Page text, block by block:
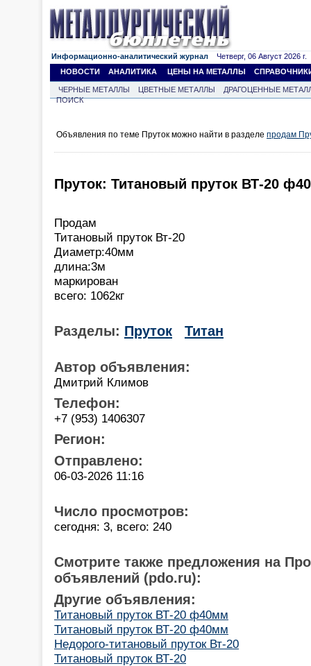
Информационно-аналитический журнал Четверг, 06 Август 2026 г.
НОВОСТИ
АНАЛИТИКА ЦЕНЫ НА МЕТАЛЛЫ
ЧЕРНЫЕ МЕТАЛЛЫ ЦВЕТНЫЕ МЕТАЛЛЫ
ДРАГОЦЕННЫЕ
ПОИСК
Объявления по теме Пруток можно найти в разделе продам
Пруток: Титановый пруток ВТ-20
Продам
Титановый пруток Вт-20
Диаметр:40мм
длина:3м
маркирован
всего: 1062кг
Разделы: Пруток Титан
Автор объявления:
Дмитрий Климов
Телефон:
+7 (953) 1406307
Регион:
Отправлено:
06-03-2026 11:16
Число просмотров:
сегодня: 3, всего: 240
Смотрите также предложения на
объявлений (pdo.ru):
Другие объявления:
Титановый пруток ВТ-20 ф40мм
Титановый пруток ВТ-20 ф40мм
Недорого-титановый пруток Вт-20
Титановый пруток ВТ-20